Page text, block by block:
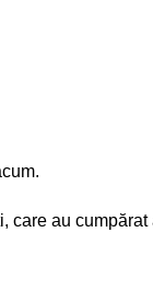
care au